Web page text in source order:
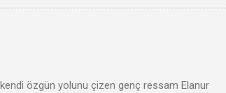
özgün yolunu çizen genç ressam Elanur